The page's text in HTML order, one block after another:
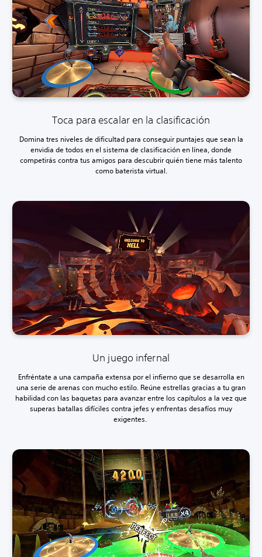
Toca para escalar en la clasificación
Domina tres niveles de dificultad para conseguir puntajes que sean la
envidia de todos en el sistema de clasificación en línea, donde
competirás contra tus amigos para descubrir quién tiene más talento
como baterista virtual.
Un juego infernal
Enfréntate a una campaña extensa por el infierno que se desarrolla en
una serie de arenas con mucho estilo. Reúne estrellas gracias a tu gran
habilidad con las baquetas para avanzar entre los capítulos a la vez que
superas batallas difíciles contra jefes y enfrentas desafíos muy
exigentes.